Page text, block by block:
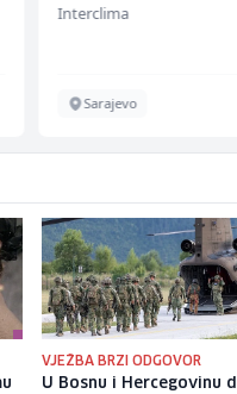
Interclima
Sarajevo
VJEŽBA BRZI ODGOVOR
U Bosnu i Hercegovinu